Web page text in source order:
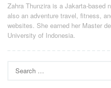
Zahra Thunzira is a Jakarta-based
also an adventure travel, fitness,
websites. She earned her Master
University of Indonesia.
for: